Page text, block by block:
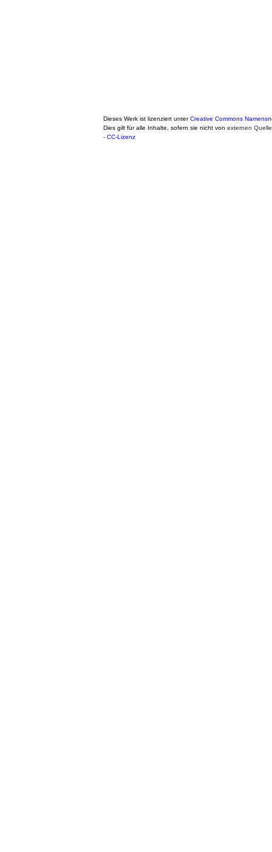
Dieses Werk ist lizenziert unterCreative Commons
Dies gilt für alle Inhalte, sofern sie nicht von externen
- CC-Lizenz